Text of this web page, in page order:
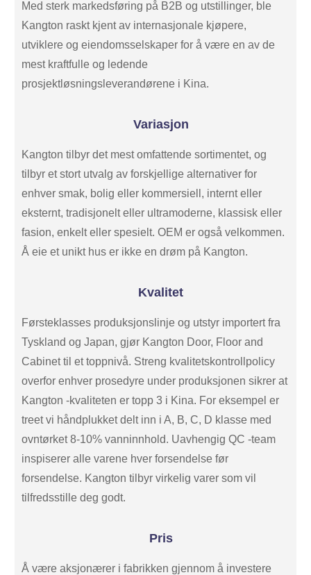
Med sterk markedsføring på B2B og utstillinger, ble
Kangton raskt kjent av internasjonale kjøpere,
utviklere og eiendomsselskaper for å være en av de
mest kraftfulle og ledende
prosjektløsningsleverandørene i Kina.
Variasjon
Kangton tilbyr det mest omfattende sortimentet, og
tilbyr et stort utvalg av forskjellige alternativer for
enhver smak, bolig eller kommersiell, internt eller
eksternt, tradisjonelt eller ultramoderne, klassisk eller
fasion, enkelt eller spesielt. OEM er også velkommen.
Å eie et unikt hus er ikke en drøm på Kangton.
Kvalitet
Førsteklasses produksjonslinje og utstyr importert fra
Tyskland og Japan, gjør Kangton Door, Floor and
Cabinet til et toppnivå. Streng kvalitetskontrollpolicy
overfor enhver prosedyre under produksjonen sikrer at
Kangton -kvaliteten er topp 3 i Kina. For eksempel er
treet vi håndplukket delt inn i A, B, C, D klasse med
ovntørket 8-10% vanninnhold. Uavhengig QC -team
inspiserer alle varene hver forsendelse før
forsendelse. Kangton tilbyr virkelig varer som vil
tilfredsstille deg godt.
Pris
Å være aksjonærer i fabrikken gjennom å investere